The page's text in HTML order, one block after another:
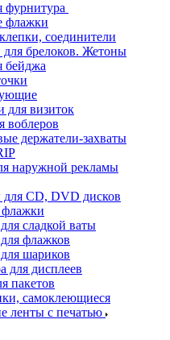
фурнитура
флажки
соединители
для брелоков. Жетоны
бейджа
для визиток
воблеров
держатели-захваты
наружной рекламы
CD, DVD дисков
сладкой ваты
флажков
шариков
для дисплеев
пакетов
самоклеющиеся
ленты с печатью